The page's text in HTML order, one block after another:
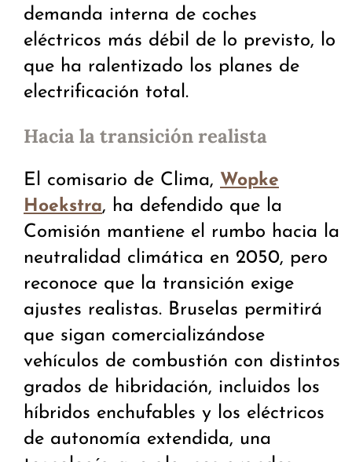
demanda interna de coches
eléctricos más débil de lo previsto, lo
que ha ralentizado los planes de
electrificación total.
Hacia la transición realista
El comisario de Clima, Wopke
Hoekstra, ha defendido que la
Comisión mantiene el rumbo hacia la
neutralidad climática en 2050, pero
reconoce que la transición exige
ajustes realistas. Bruselas permitirá
que sigan comercializándose
vehículos de combustión con distintos
grados de hibridación, incluidos los
híbridos enchufables y los eléctricos
de autonomía extendida, una